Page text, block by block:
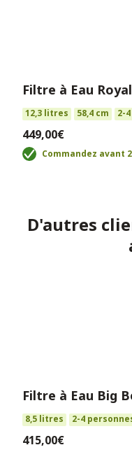
Filtre à Eau
12,3 litres 58,4 cm 2-
449,00€
Commandez avant
D'autres
Filtre à Eau Big
8,5 litres 2-4
415,00€